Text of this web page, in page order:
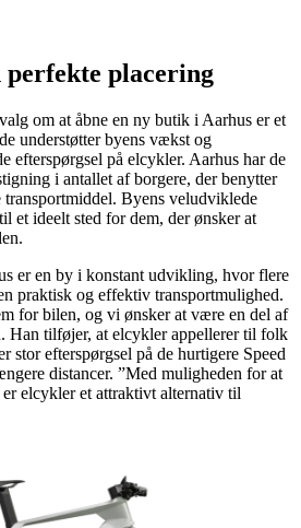
perfekte placering
om at åbne en ny butik i Aarhus er et
understøtter byens vækst og
efterspørgsel på elcykler. Aarhus har de
i antallet af borgere, der benytter
Byens veludviklede
et ideelt sted for dem, der ønsker at
er en by i konstant udvikling, hvor flere
praktisk og effektiv transportmulighed.
for bilen, og vi ønsker at være en del af
Han tilføjer, at elcykler appellerer til folk
stor efterspørgsel på de hurtigere Speed
distancer. ”Med muligheden for at
elcykler et attraktivt alternativ til